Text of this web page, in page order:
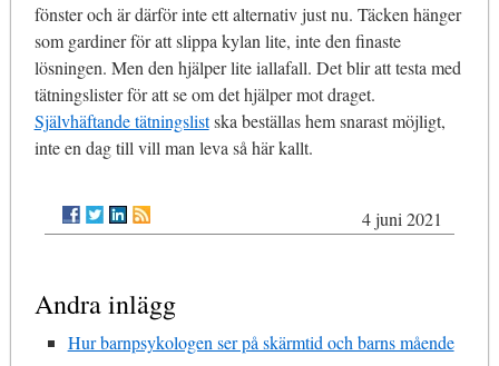
fönster och är därför inte ett alternativ just nu. Täcken hänger
som gardiner för att slippa kylan lite, inte den finaste
lösningen. Men den hjälper lite iallafall. Det blir att testa med
tätningslister för att se om det hjälper mot draget.
Självhäftande tätningslistska beställas hem snarast möjligt,
inte en dag till vill man leva så här kallt.
4 juni 2021
Andra inlägg
Hur barnpsykologen ser på skärmtid och barns mående